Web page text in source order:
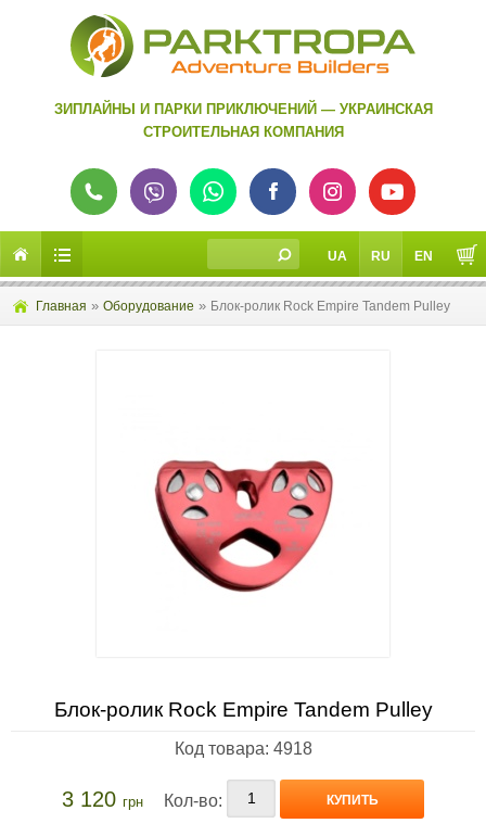
ЗИПЛАЙНЫ И ПАРКИ ПРИКЛЮЧЕНИЙ — УКРАИНСКАЯ
СТРОИТЕЛЬНАЯ КОМПАНИЯ
UA RU EN
Главная » Оборудование » Блок-ролик Rock Empire Tandem Pulley
Блок-ролик Rock Empire Tandem Pulley
Код товара: 4918
3 120 грн Кол-во: КУПИТЬ